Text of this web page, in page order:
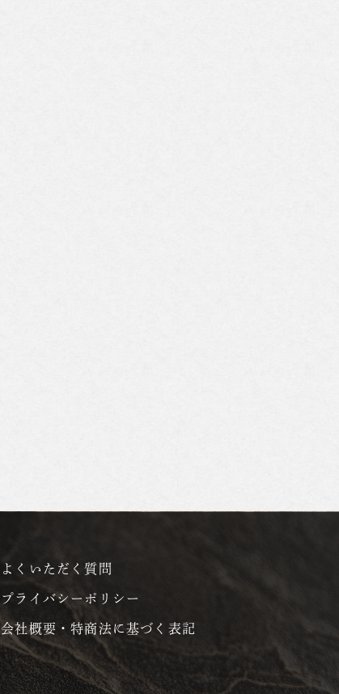
よくいただく質問
プライバシーポリシー
会社概要・特商法に基づく表記